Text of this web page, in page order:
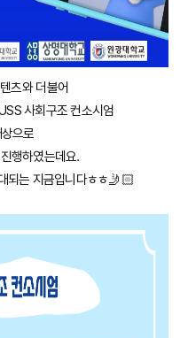
츠와 더불어
사회구조 컨소시엄
으로
진행하였는데요.
되는 지금입니다ㅎㅎ🤳🏻